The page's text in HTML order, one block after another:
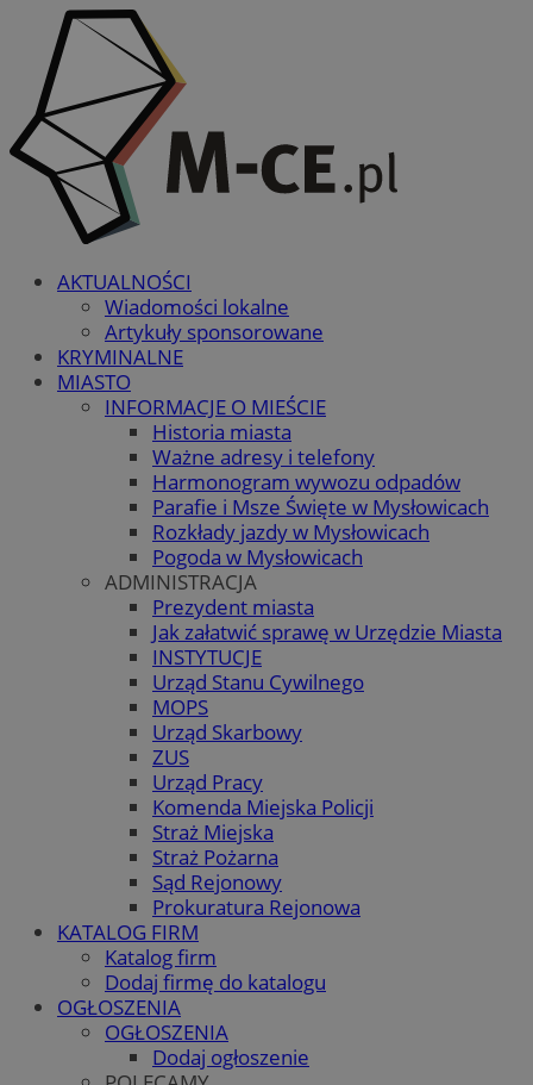
AKTUALNOŚCI
Wiadomości lokalne
Artykuły sponsorowane
KRYMINALNE
MIASTO
INFORMACJE O MIEŚCIE
Historia miasta
Ważne adresy i telefony
Harmonogram wywozu odpadów
Parafie i Msze Święte w Mysłowicach
Rozkłady jazdy w Mysłowicach
Pogoda w Mysłowicach
ADMINISTRACJA
Prezydent miasta
Jak załatwić sprawę w Urzędzie Miasta
INSTYTUCJE
Urząd Stanu Cywilnego
MOPS
Urząd Skarbowy
ZUS
Urząd Pracy
Komenda Miejska Policji
Straż Miejska
Straż Pożarna
Sąd Rejonowy
Prokuratura Rejonowa
KATALOG FIRM
Katalog firm
Dodaj firmę do katalogu
OGŁOSZENIA
OGŁOSZENIA
Dodaj ogłoszenie